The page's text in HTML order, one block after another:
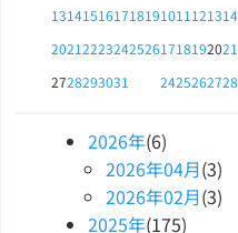
13141516171819
20212223242526
2728293031
1011121314
1718192021
2425262728
2026年(6)
2026年04月(3)
2026年02月(3)
2025年(175)